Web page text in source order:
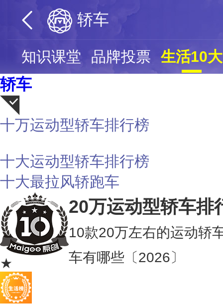
轿车
知识课堂 品牌投票 生活10大
轿车
十万运动型轿车排行榜
十大运动型轿车排行榜
十大最拉风轿跑车
★
20万运动型轿车排
10款20万左右的运动轿
车有哪些〔2026〕